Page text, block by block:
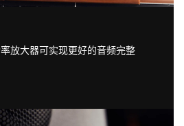
放大器可实现更好的音频完整